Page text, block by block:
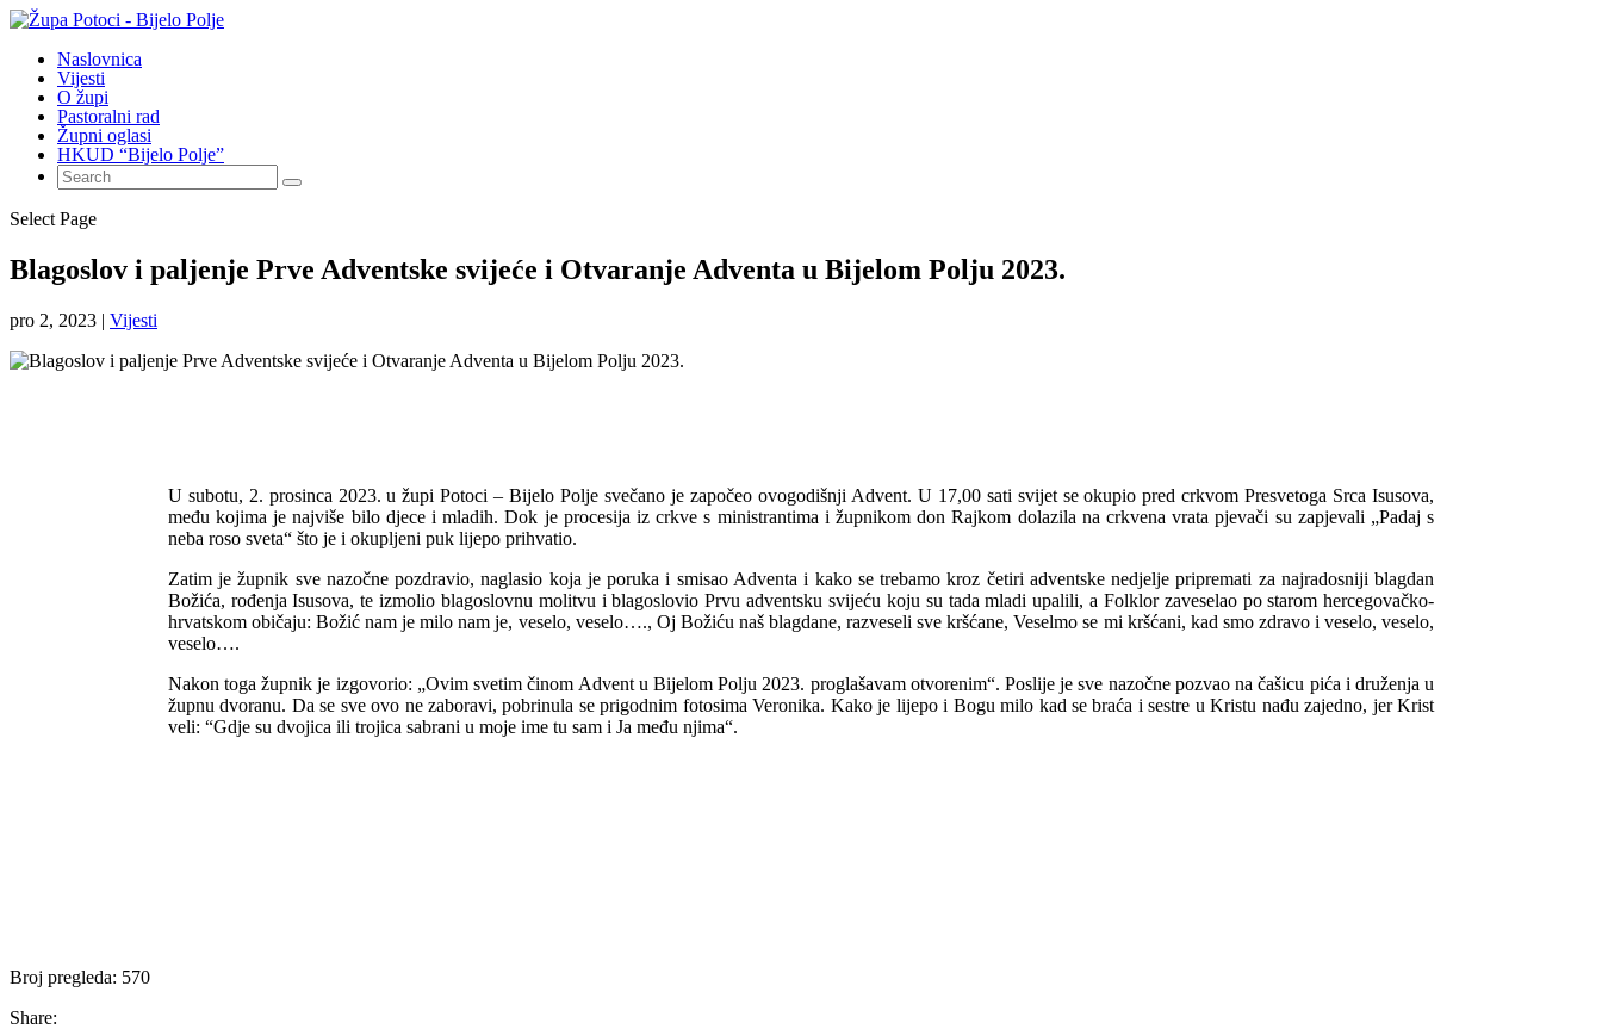
Naslovnica
Vijesti
O župi
Pastoralni rad
Župni oglasi
HKUD “Bijelo Polje”
Select Page
Blagoslov i paljenje Prve Adventske svijeće i Otvaranje Adventa u Bijelom Polju 2023.
pro 2, 2023 | Vijesti
U subotu, 2. prosinca 2023. u župi Potoci – Bijelo Polje svečano je započeo ovogodišnji Advent. U 17,00 sati svijet se okupio pred crkvom Presvetoga Srca Isusova,
među kojima je najviše bilo djece i mladih. Dok je procesija iz crkve s ministrantima i župnikom don Rajkom dolazila na crkvena vrata pjevači su zapjevali „Padaj s
neba roso sveta“ što je i okupljeni puk lijepo prihvatio.
Zatim je župnik sve nazočne pozdravio, naglasio koja je poruka i smisao Adventa i kako se trebamo kroz četiri adventske nedjelje pripremati za najradosniji blagdan
Božića, rođenja Isusova, te izmolio blagoslovnu molitvu i blagoslovio Prvu adventsku svijeću koju su tada mladi upalili, a Folklor zaveselao po starom hercegovačko-
hrvatskom običaju: Božić nam je milo nam je, veselo, veselo…., Oj Božiću naš blagdane, razveseli sve kršćane, Veselmo se mi kršćani, kad smo zdravo i veselo, veselo,
veselo….
Nakon toga župnik je izgovorio: „Ovim svetim činom Advent u Bijelom Polju 2023. proglašavam otvorenim“. Poslije je sve nazočne pozvao na čašicu pića i druženja u
župnu dvoranu. Da se sve ovo ne zaboravi, pobrinula se prigodnim fotosima Veronika. Kako je lijepo i Bogu milo kad se braća i sestre u Kristu nađu zajedno, jer Krist
veli: “Gdje su dvojica ili trojica sabrani u moje ime tu sam i Ja među njima“.
Broj pregleda: 570
Share: